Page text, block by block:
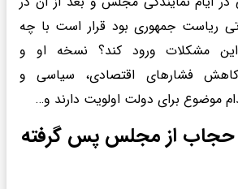
ریاست جمهوری بود قرار است با چه
مشکلات ورود کند؟ نسخه او و
کاهش فشارهای اقتصادی، سیاسی و
موضوع برای دولت اولویت دارند و…
حجاب از مجلس پس گرفته